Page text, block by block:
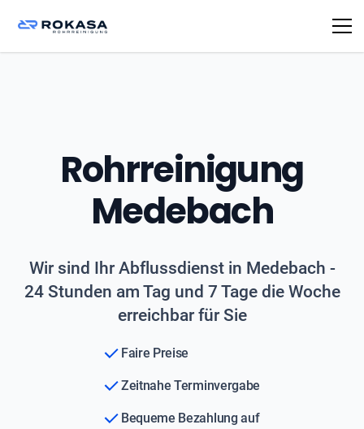
Rohrreinigung
Medebach
Wir sind Ihr Abflussdienst in Medebach -
24 Stunden am Tag und 7 Tage die Woche
erreichbar für Sie
Faire Preise
Zeitnahe Terminvergabe
Bequeme Bezahlung auf